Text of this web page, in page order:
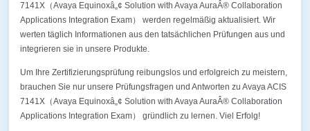
7141X（Avaya Equinoxâ„¢ Solution with Avaya AuraÂ® Collaboration
Applications Integration Exam） werden regelmäßig aktualisiert. Wir
werten täglich Informationen aus den tatsächlichen Prüfungen aus und
integrieren sie in unsere Produkte.
Um Ihre Zertifizierungsprüfung reibungslos und erfolgreich zu meistern,
brauchen Sie nur unsere Prüfungsfragen und Antworten zu Avaya ACIS
7141X（Avaya Equinoxâ„¢ Solution with Avaya AuraÂ® Collaboration
Applications Integration Exam） gründlich zu lernen. Viel Erfolg!